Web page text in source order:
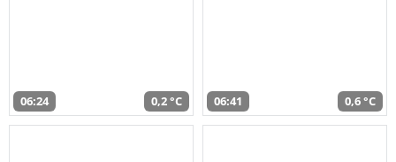
06:24 0,2 °C 06:41 0,6 °C